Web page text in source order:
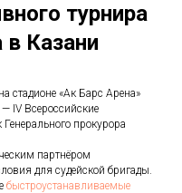
турнира
в Казани
стадионе «Ак Барс Арена»
IV Всероссийские
прокурора
партнёром
для судейской бригады.
быстроустанавливаемые